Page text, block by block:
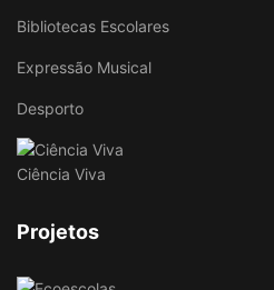
Bibliotecas Escolares
Expressão Musical
Desporto
Ciência Viva
Projetos